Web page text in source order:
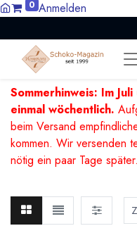
0 Anmelden
Sommerhinweis: Im
einmal wöchentlich.
beim Versand
kommen. Wir versenden
nötig ein paar Tage später.